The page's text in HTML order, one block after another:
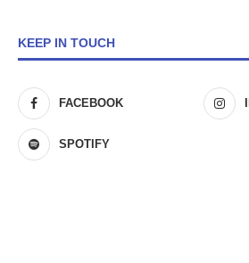
KEEP IN TOUCH
FACEBOOK
SPOTIFY